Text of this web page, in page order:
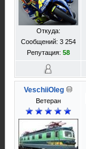
Откуда:
Сообщений: 3 254
Репутация: 58
VeschiiOleg
Ветеран